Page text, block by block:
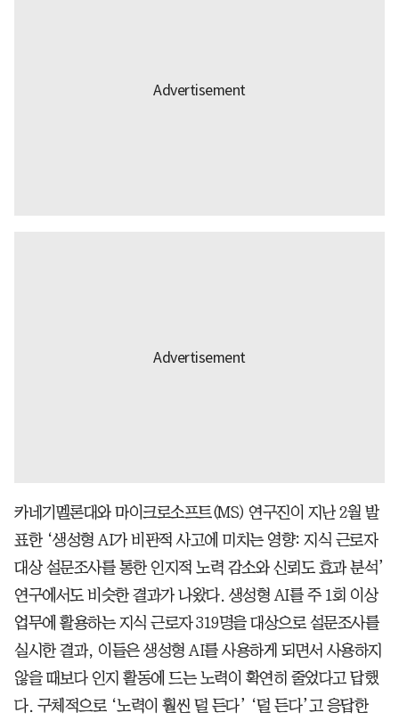
카네기멜론대와 마이크로소프트(MS) 연구진이 지난 2월 발
표한 ‘생성형 AI가 비판적 사고에 미치는 영향: 지식 근로자
대상 설문조사를 통한 인지적 노력 감소와 신뢰도 효과 분석’
연구에서도 비슷한 결과가 나왔다. 생성형 AI를 주 1회 이상
업무에 활용하는 지식 근로자 319명을 대상으로 설문조사를
실시한 결과, 이들은 생성형 AI를 사용하게 되면서 사용하지
않을 때보다 인지 활동에 드는 노력이 확연히 줄었다고 답했
다. 구체적으로 ‘노력이 훨씬 덜 든다’ ‘덜 든다’고 응답한